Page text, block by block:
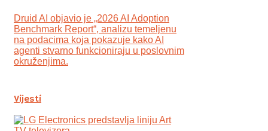
Druid AI objavio je „2026 AI Adoption
Benchmark Report“, analizu temeljenu
na podacima koja pokazuje kako AI
agenti stvarno funkcioniraju u poslovnim
okruženjima.
Vijesti